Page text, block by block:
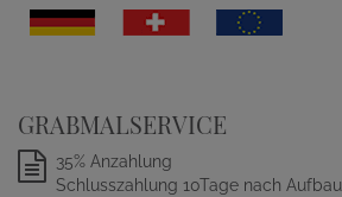
GRABMALSERVICE
35% Anzahlung
Schlusszahlung 10Tage nach Aufbau